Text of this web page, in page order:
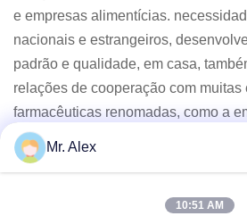
e empresas alimentícias.
nacionais e estrangeiros,
padrão e qualidade, em casa,
relações de cooperação com muitas
farmacêuticas renomadas, como a
xiuzheng da China, laticínios Mengniu
assim por diante.
Mr. Alex
10:51 AM